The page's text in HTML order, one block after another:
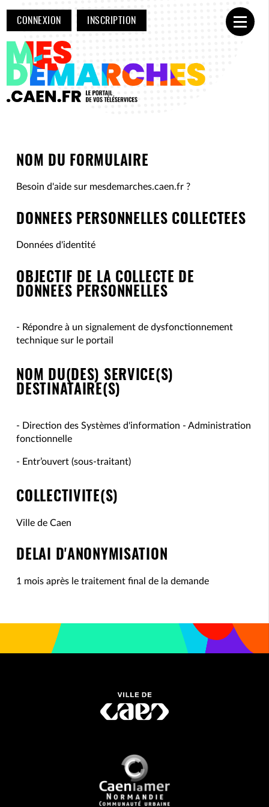
CONNEXION INSCRIPTION
Ouvrir
NOM DU FORMULAIRE
Besoin d'aide sur mesdemarches.caen.fr ?
DONNEES PERSONNELLES COLLECTEES
Données d'identité
OBJECTIF DE LA COLLECTE DE
DONNEES PERSONNELLES
- Répondre à un signalement de dysfonctionnement
technique sur le portail
NOM DU(DES) SERVICE(S)
DESTINATAIRE(S)
- Direction des Systèmes d'information - Administration
fonctionnelle
- Entr’ouvert (sous-traitant)
COLLECTIVITE(S)
Ville de Caen
DELAI D'ANONYMISATION
1 mois après le traitement final de la demande